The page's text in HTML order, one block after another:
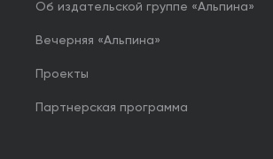
Об издательской группе «Альпина»
Вечерняя «Альпина»
Проекты
Партнерская программа